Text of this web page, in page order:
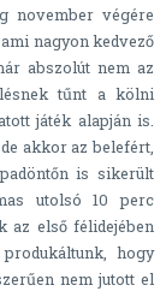
november végére
nagyon kedvező
abszolút nem az
tűnt a kölni
játék alapján is.
akkor az belefért,
is sikerült
utolsó 10 perc
az első félidejében
hogy
nem jutott el